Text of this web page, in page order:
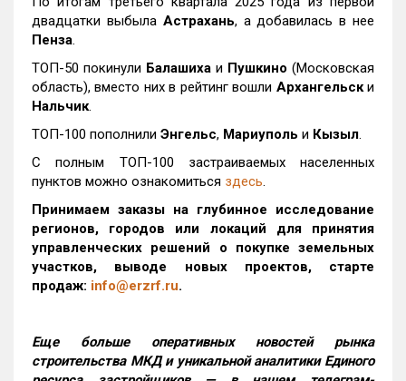
двадцатки выбыла Астрахань, а добавилась в нее
Пенза.
ТОП-50 покинули Балашиха и Пушкино (Московская
область), вместо них в рейтинг вошли Архангельски
Нальчик.
ТОП-100 пополнили Энгельс, Мариуполь и Кызыл.
С полным ТОП-100 застраиваемых населенных
пунктов можно ознакомиться здесь.
Принимаем заказы на глубинное исследование
регионов, городов или локаций для принятия
управленческих решений о покупке земельных
участков, выводе новых проектов, старте
продаж: info@erzrf.ru.
Еще больше оперативных новостей рынка
строительства МКД и уникальной аналитики Единого